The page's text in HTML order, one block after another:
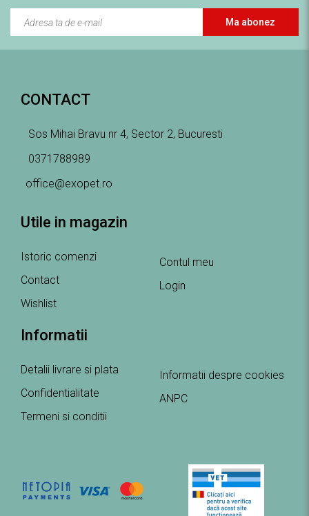
Ma abonez
CONTACT
Sos Mihai Bravu nr 4, Sector 2, Bucuresti
0371788989
office@exopet.ro
Utile in magazin
Istoric comenzi
Contact
Wishlist
Contul meu
Login
Informatii
Detalii livrare si plata
Confidentialitate
Termeni si conditii
Informatii despre cookies
ANPC